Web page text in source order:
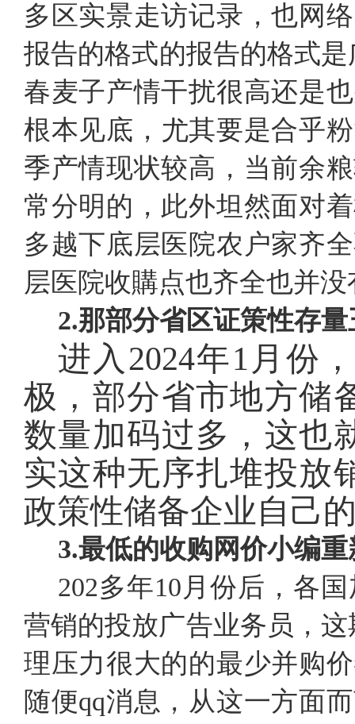
多区实景走访记录，也网
报告的格式的报告的格式
春麦子产情干扰很高还是
根本见底，尤其要是合乎
季产情现状较高，当前余
常分明的，此外坦然面对
多越下底层医院农户家齐
层医院收購点也齐全也并
2.那部分省区证策性存
进入 2024年1月份
极，部分省市地方储
数量加码过多，这也
实这种无序扎堆投放
政策性储备企业自己
3.最低的收购网价小编
202多年10月份后，各
营销的投放广告业务员，
理压力很大的的最少并购
随便qq消息，从这一方面